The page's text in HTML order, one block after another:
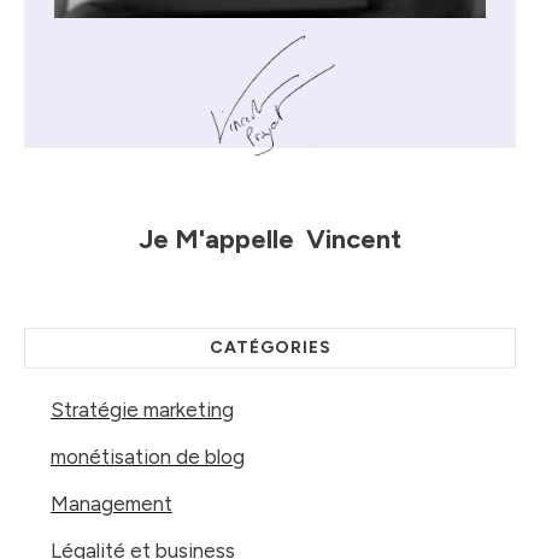
Je M'appelle Vincent
CATÉGORIES
Stratégie marketing
monétisation de blog
Management
Légalité et business